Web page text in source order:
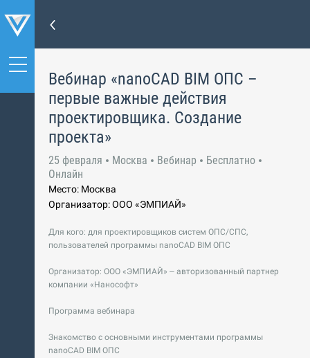
Вебинар «nanoCAD BIM ОПС –
первые важные действия
проектировщика. Создание
проекта»
25 февраля Москва Вебинар
Бесплатно
Онлайн
Место: Москва
Организатор: ООО «ЭМПИАЙ»
Для кого: для проектировщиков систем ОПС/СПС,
пользователей программы nanoCAD BIM ОПС
Организатор: ООО «ЭМПИАЙ» – авторизованный партнер
компании «Нанософт»
Программа вебинара
Знакомство с основными инструментами программы
nanoCAD BIM ОПС